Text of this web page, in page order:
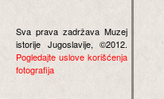
Sva prava zadržava Muzej
istorije Jugoslavije, ©2012.
Pogledajte uslove korišćenja
fotografija